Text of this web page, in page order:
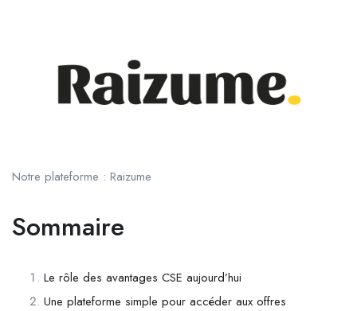
Notre plateforme : Raizume
Sommaire
Le rôle des avantages CSE aujourd’hui
Une plateforme simple pour accéder aux offres